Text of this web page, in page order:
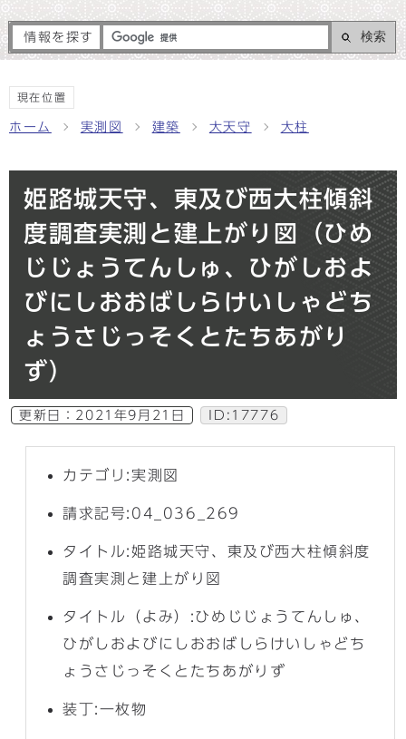
情報を探す 検索
現在位置
ホーム 実測図 建築 大天守 大柱
姫路城天守、東及び西大柱傾斜
度調査実測と建上がり図（ひめ
じじょうてんしゅ、ひがしおよ
びにしおおばしらけいしゃどち
ょうさじっそくとたちあがり
ず）
更新日： 2021年9月21日 ID:17776
カテゴリ:実測図
請求記号:04_036_269
タイトル:姫路城天守、東及び西大柱傾斜度
調査実測と建上がり図
タイトル（よみ）:ひめじじょうてんしゅ、
ひがしおよびにしおおばしらけいしゃどち
ょうさじっそくとたちあがりず
装丁:一枚物